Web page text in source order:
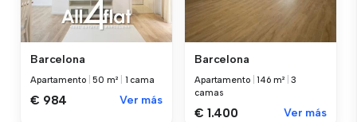
Barcelona
Apartamento |50 m² 1 cama
€ 984 Ver más
Barcelona
Apartamento |146 m² |3
camas
€ 1.400 Ver más